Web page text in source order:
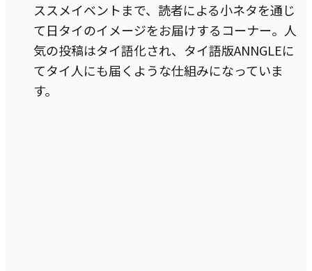
ススメイベントまで、読者による小ネタを通じ
て日タイのイメージをお届けするコーナー。人
気の投稿はタイ語化され、タイ語版ANNGLEに
てタイ人にも届くような仕組みになっていま
す。